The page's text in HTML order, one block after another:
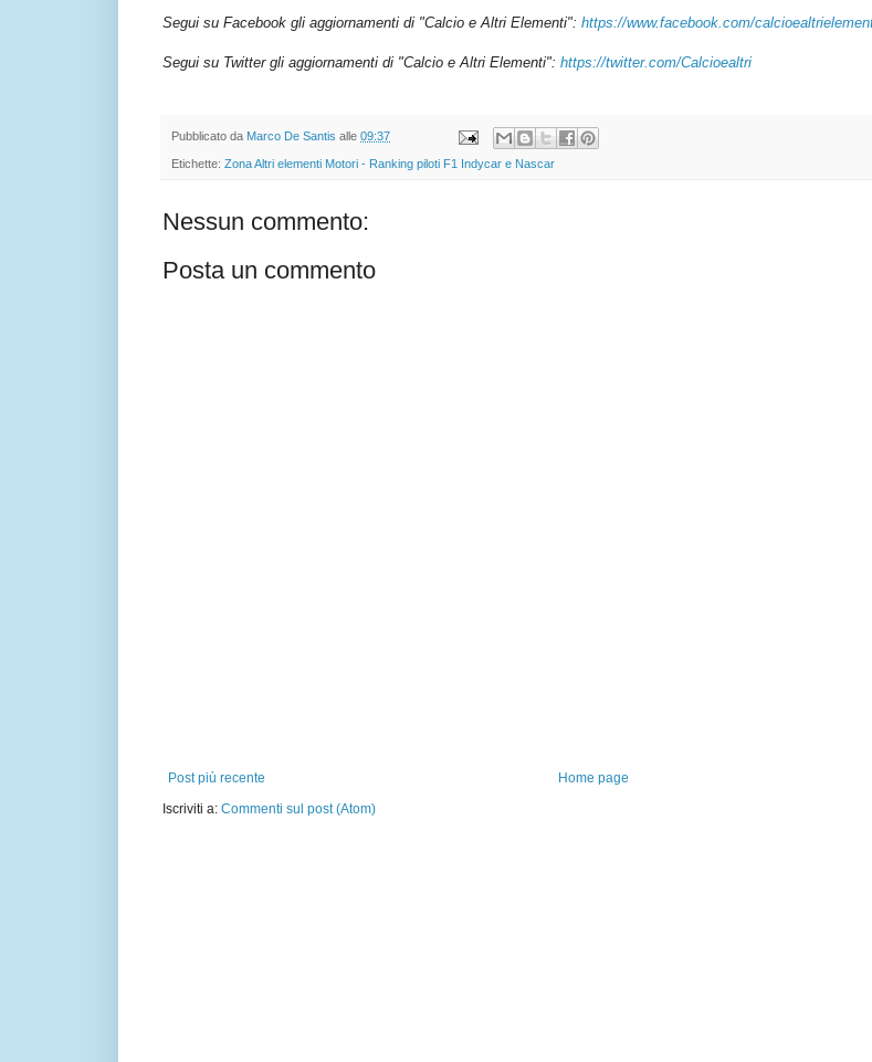
Segui su Facebook gli aggiornamenti di "Calcio e Altri Elementi": https://www.facebook.com/
Segui su Twitter gli aggiornamenti di "Calcio e Altri Elementi": https://twitter.com/Calcioealtri
Pubblicato da Marco De Santis alle 09:37
Etichette: Zona Altri elementi Motori - Ranking piloti F1 Indycar e Nascar
Nessun commento:
Posta un commento
Post più recente
Home page
Iscriviti a: Commenti sul post (Atom)